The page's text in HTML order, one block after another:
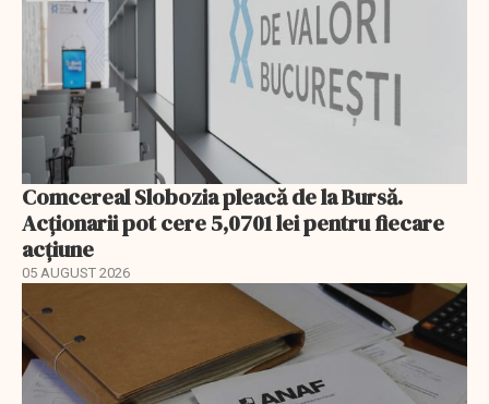
Comcereal Slobozia pleacă de la Bursă.
Acționarii pot cere 5,0701 lei pentru fiecare
acțiune
05 AUGUST 2026